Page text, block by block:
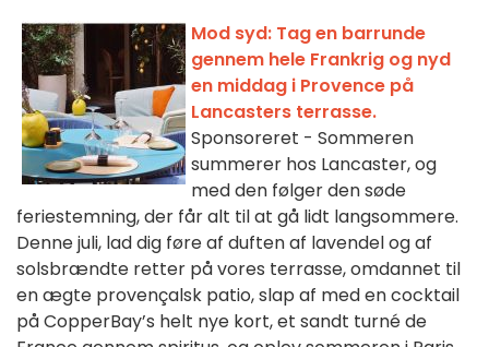
Mod syd: Tag en barrunde
gennem hele Frankrig og nyd
en middag i Provence på
Lancasters terrasse.
Sponsoreret - Sommeren
summerer hos Lancaster, og
med den følger den søde
feriestemning, der får alt til at gå lidt langsommere.
Denne juli, lad dig føre af duften af lavendel og af
solsbrændte retter på vores terrasse, omdannet til
en ægte provençalsk patio, slap af med en cocktail
på CopperBay’s helt nye kort, et sandt turné de